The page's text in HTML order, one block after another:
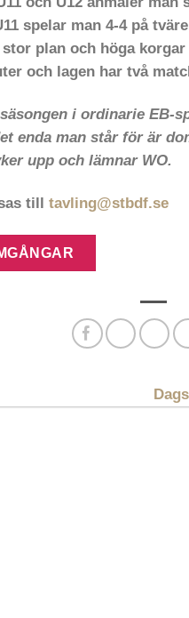
spelar man 4-4 på
stor plan och höga
och lagen har två
i ordinarie EB-
enda man står för är
upp och lämnar WO.
tilltavling@stbdf.se